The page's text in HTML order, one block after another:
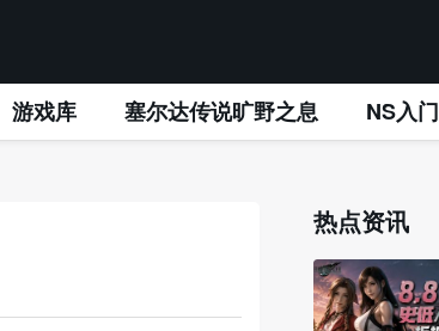
游戏库 塞尔达传说旷野之息 NS入门
热点资讯